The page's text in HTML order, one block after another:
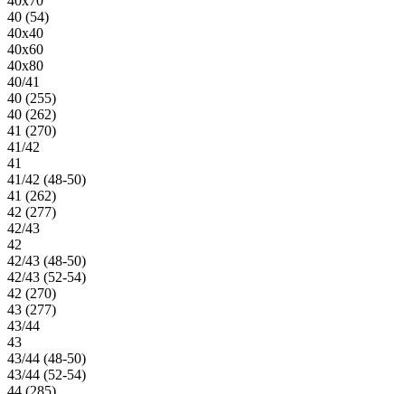
40 (54)
40х40
40х60
40х80
40/41
40 (255)
40 (262)
41 (270)
41/42
41
41/42 (48-50)
41 (262)
42 (277)
42/43
42
42/43 (48-50)
42/43 (52-54)
42 (270)
43 (277)
43/44
43
43/44 (48-50)
43/44 (52-54)
44 (285)